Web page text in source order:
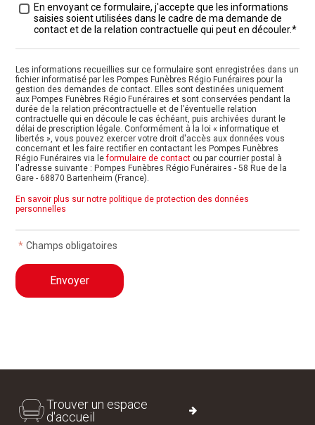
Traitement des données *
En envoyant ce formulaire, j'accepte que les informations
saisies soient utilisées dans le cadre de ma demande de
contact et de la relation contractuelle qui peut en découler.*
Les informations recueillies sur ce formulaire sont enregistrées dans un
fichier informatisé par les Pompes Funèbres Régio Funéraires pour la
gestion des demandes de contact. Elles sont destinées uniquement
aux Pompes Funèbres Régio Funéraires et sont conservées pendant la
durée de la relation précontractuelle et de l’éventuelle relation
contractuelle qui en découle le cas échéant, puis archivées durant le
délai de prescription légale. Conformément à la loi « informatique et
libertés », vous pouvez exercer votre droit d'accès aux données vous
concernant et les faire rectifier en contactant les Pompes Funèbres
Régio Funéraires via leformulaire de contact ou par courrier postal à
l'adresse suivante : Pompes Funèbres Régio Funéraires - 58 Rue de la
Gare - 68870 Bartenheim (France).
En savoir plus sur notre politique de protection des données
personnelles
* Champs obligatoires
Trouver un espace
d'accueil